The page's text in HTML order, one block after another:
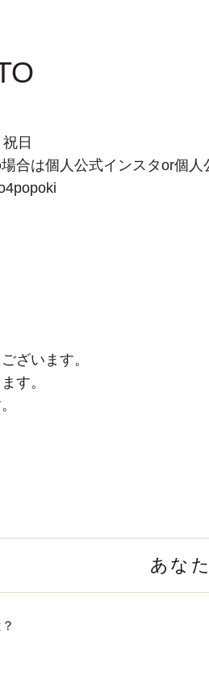
日
合は個人公式インスタor個
ざいます。
す。
あな